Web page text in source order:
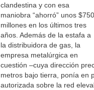
clandestina y con esa
maniobra “ahorró” unos $750
millones en los últimos tres
años. Además de la estafa a
la distribuidora de gas, la
empresa metalúrgica en
cuestión –cuya dirección
metros bajo tierra, ponía en
autorizada sobre la red